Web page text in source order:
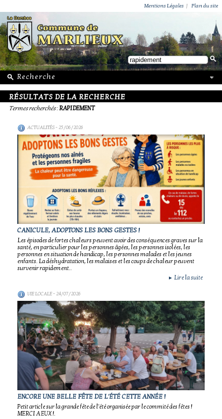
Mentions Légales | Plan du site
RÉSULTATS DE LA RECHERCHE
Termes recherchés:RAPIDEMENT
ACTUALITÉS- 25/06/2026
CANICULE, ADOPTONS LES BONS GESTES !
Les épisodes de fortes chaleurs peuvent avoir des conséquences graves sur la
santé, en particulier pour les personnes âgées, les personnes isolées, les
personnes en situation de handicap, les personnes malades et les jeunes
enfants. La déshydratation, les malaises et les coups de chaleur peuvent
survenir rapidement..
► Lire la suite
VIE LOCALE- 24/07/2026
ENCORE UNE BELLE FÊTE DE L'ÉTÉ CETTE ANNÉE !
Petit article sur la grande fête de l'été organisée par le commité des fêtes !
MERCI A EUX !.